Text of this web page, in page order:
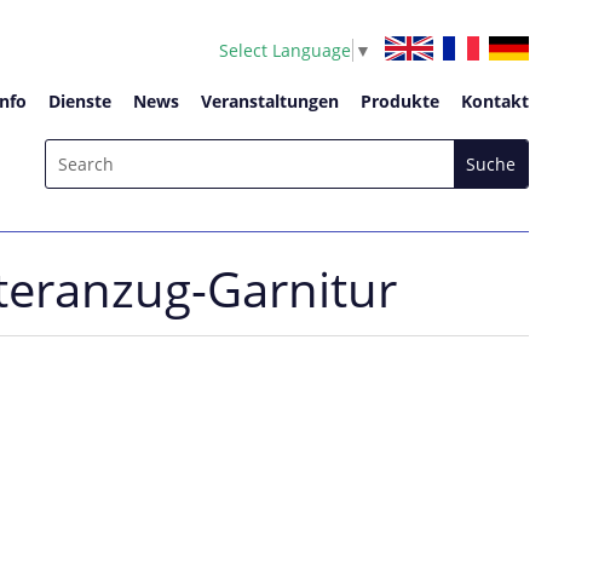
Select Language ▼
Dienste News Veranstaltungen Produkte Kontakt
Garnitur